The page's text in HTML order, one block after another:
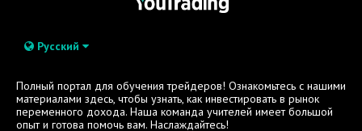
Русский
Полный портал для обучения трейдеров! Ознакомьтесь с нашими
материалами здесь, чтобы узнать, как инвестировать в рынок
переменного дохода. Наша команда учителей имеет большой
опыт и готова помочь вам. Наслаждайтесь!